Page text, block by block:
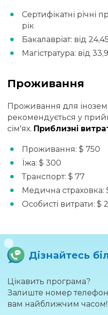
Сертифікатні річні
рік
Бакалавріат: від
Магістратура: від
Проживання
Проживання для
рекомендується у
сім'ях. Приблизні
Проживання: $ 750
Їжа: $ 300
Транспорт: $ 77
Медична страховка:
Особисті витрати: $
Дізнайтесь
Цікавить програма?
Залиште номер
вам найближчим часом!